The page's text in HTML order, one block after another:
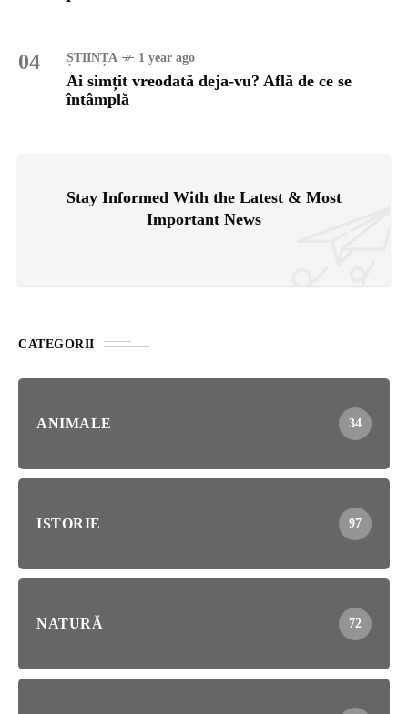
04 ȘTIINȚA 1 year ago
Ai simțit vreodată deja-vu? Află de ce se
întâmplă
Stay Informed With the Latest & Most
Important News
CATEGORII
ANIMALE 34
ISTORIE 97
NATURĂ 72